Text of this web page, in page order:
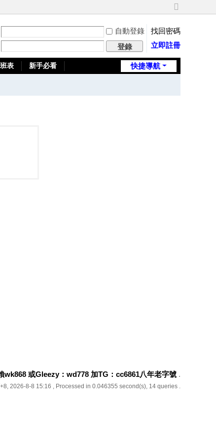
切
到
寬
版
自動登錄
找回密碼
登錄 立即註冊
快捷導航
表
新手必看
wk868 或Gleezy：wd778 加TG：cc6861八年老字號 .
2026-8-8 15:16 , Processed in 0.046355 second(s), 14 queries .